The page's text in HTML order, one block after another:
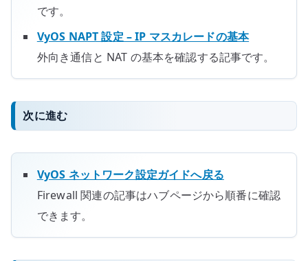
です。
VyOS NAPT 設定 – IP マスカレードの基本
外向き通信と NAT の基本を確認する記事です。
次に進む
VyOS ネットワーク設定ガイドへ戻る
Firewall 関連の記事はハブページから順番に確認
できます。